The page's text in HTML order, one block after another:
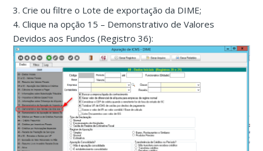
3. Crie ou filtre o Lote de exportação da DIME;
4. Clique na opção 15 – Demonstrativo de Valores
Devidos aos Fundos (Registro 36):